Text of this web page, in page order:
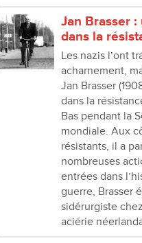
Jan Brasser
dans la
Les nazis l’ont
acharnement,
Jan Brasser
dans la
Bas pendant la
mondiale. Aux
résistants, il a
nombreuses
entrées dans
guerre, Brasser
sidérurgiste
aciérie